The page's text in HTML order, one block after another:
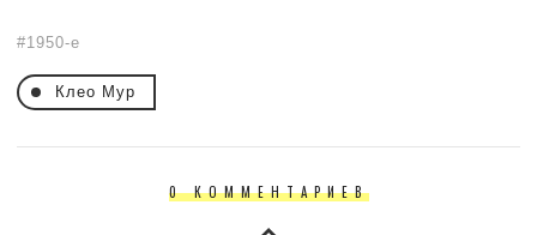
1950-е
Клео Мур
0 КОММЕНТАРИЕВ